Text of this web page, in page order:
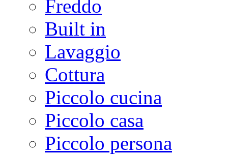
Freddo
Built in
Lavaggio
Cottura
Piccolo cucina
Piccolo casa
Piccolo persona